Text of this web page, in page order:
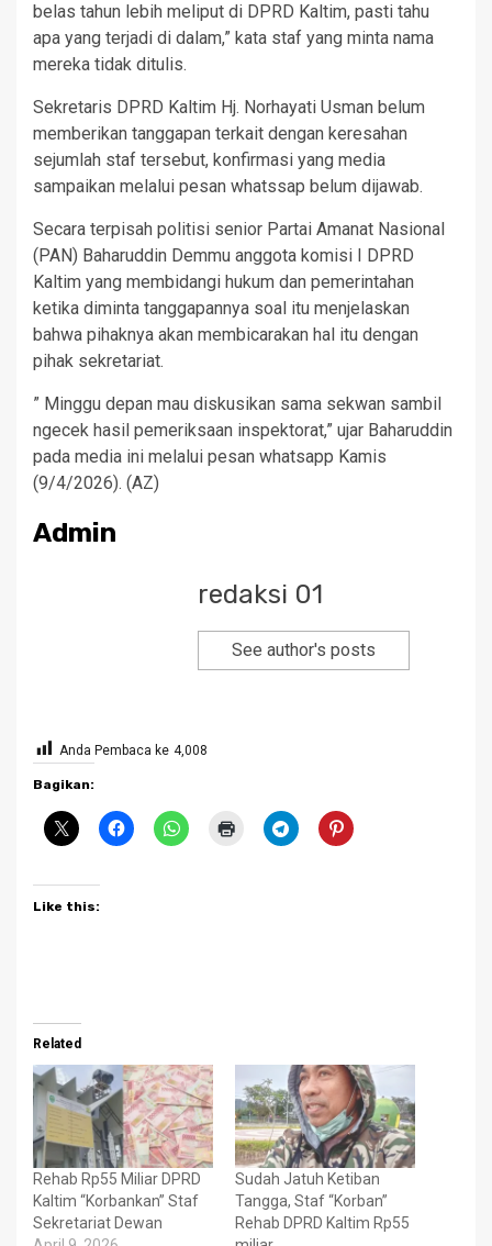
belas tahun lebih meliput di DPRD Kaltim, pasti tahu
apa yang terjadi di dalam,” kata staf yang minta nama
mereka tidak ditulis.
Sekretaris DPRD Kaltim Hj. Norhayati Usman belum
memberikan tanggapan terkait dengan keresahan
sejumlah staf tersebut, konfirmasi yang media
sampaikan melalui pesan whatssap belum dijawab.
Secara terpisah politisi senior Partai Amanat Nasional
(PAN) Baharuddin Demmu anggota komisi I DPRD
Kaltim yang membidangi hukum dan pemerintahan
ketika diminta tanggapannya soal itu menjelaskan
bahwa pihaknya akan membicarakan hal itu dengan
pihak sekretariat.
” Minggu depan mau diskusikan sama sekwan sambil
ngecek hasil pemeriksaan inspektorat,” ujar Baharuddin
pada media ini melalui pesan whatsapp Kamis
(9/4/2026). (AZ)
Admin
redaksi 01
See author's posts
Anda Pembaca ke 4,008
Bagikan:
Like this:
Related
Rehab Rp55 Miliar DPRD
Kaltim “Korbankan” Staf
Sekretariat Dewan
Sudah Jatuh Ketiban
Tangga, Staf “Korban”
Rehab DPRD Kaltim Rp55